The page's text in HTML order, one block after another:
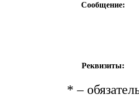
Сообщение:
Реквизиты:
* –